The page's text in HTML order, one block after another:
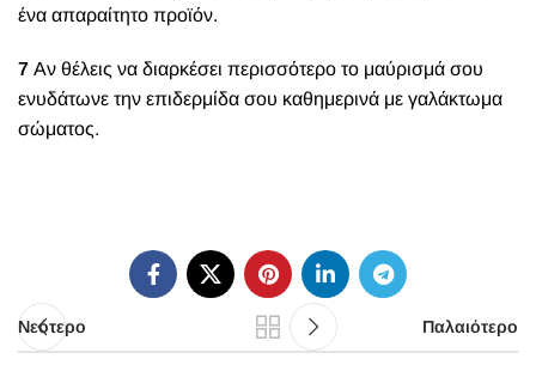
ένα απαραίτητο προϊόν.
7 Αν θέλεις να διαρκέσει περισσότερο το μαύρισμά σου
ενυδάτωνε την επιδερμίδα σου καθημερινά με γαλάκτωμα
σώματος.
Νεότερο Παλαιότερο